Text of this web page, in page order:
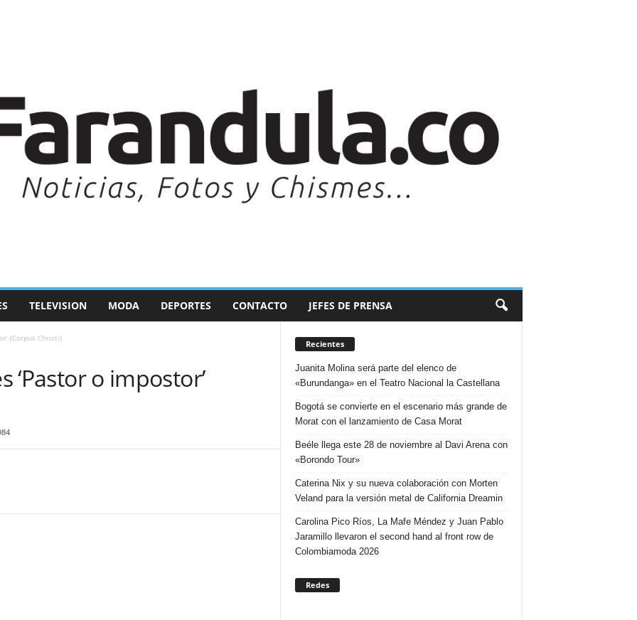
TELEVISION MODA DEPORTES CONTACTO JEFES DE PRENSA
(Corpus Christi)
‘Pastor o impostor’
Recientes
Juanita Molina será parte del elenco de
«Burundanga» en el Teatro Nacional la Castellana
Bogotá se convierte en el escenario más grande de
Morat con el lanzamiento de Casa Morat
Beéle llega este 28 de noviembre al Davi Arena con
«Borondo Tour»
Caterina Nix y su nueva colaboración con Morten
Veland para la versión metal de California Dreamin
Carolina Pico Ríos, La Mafe Méndez y Juan Pablo
Jaramillo llevaron el second hand al front row de
Colombiamoda 2026
Redes